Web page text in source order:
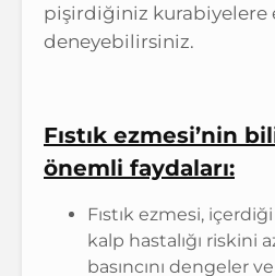
pişirdiğiniz kurabiyelere
deneyebilirsiniz.
Fıstık ezmesi’nin
önemli faydaları:
Fıstık ezmesi,
kalp hastalığı riskini
basıncını dengeler